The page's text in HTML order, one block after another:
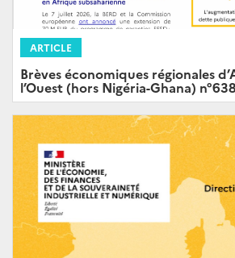
ARTICLE
Brèves économiques régionales
l’Ouest (hors Nigéria-Ghana) n°638